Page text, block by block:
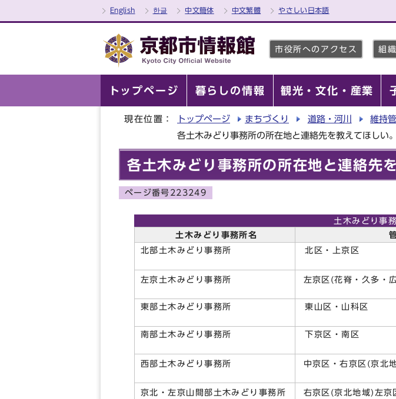
English 한글 中文簡体 中文繁體 やさしい日本語
市役所へのアクセス 組
トップページ 暮らしの情報 観光・文化・産業
現在位置： トップページ まちづくり 道路・河川 維持
各土木みどり事務所の所在地と連絡先を教えてほしい。
各土木みどり事務所の所在地と連絡先
ページ番号223249
土木みどり事
土木みどり事務所名
北部土木みどり事務所
北区・上京区
左京土木みどり事務所 左京区(花脊・久多・
東部土木みどり事務所 東山区・山科区
南部土木みどり事務所 下京区・南区
西部土木みどり事務所 中京区・右京区(京北
京北・左京山間部土木みどり事務所
右京区(京北地域)左京